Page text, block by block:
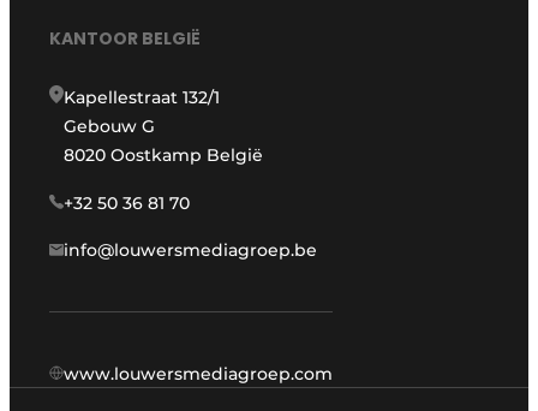
KANTOOR BELGIË
Kapellestraat 132/1
Gebouw G
8020 Oostkamp België
+32 50 36 81 70
info@louwersmediagroep.be
www.louwersmediagroep.com